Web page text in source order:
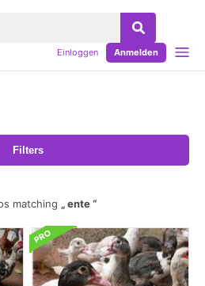
Einloggen Anmelden
Filters
matching
ente